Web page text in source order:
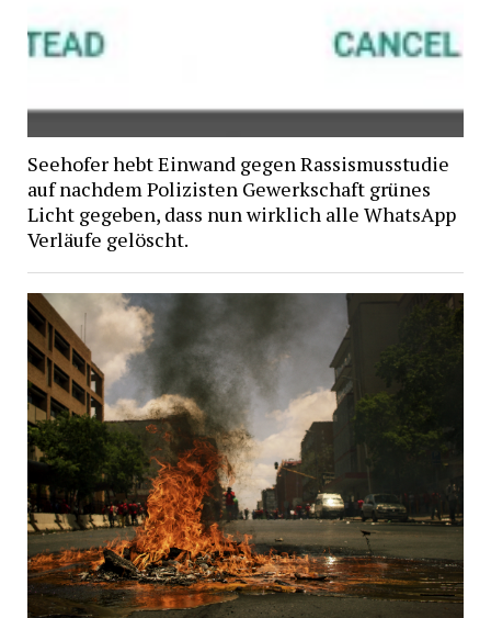
Seehofer hebt Einwand gegen Rassismusstudie
auf nachdem Polizisten Gewerkschaft grünes
Licht gegeben, dass nun wirklich alle WhatsApp
Verläufe gelöscht.